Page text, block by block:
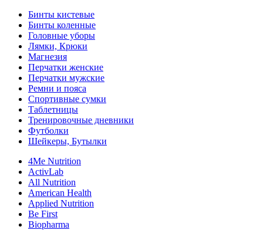
Бинты кистевые
Бинты коленные
Головные уборы
Лямки, Крюки
Магнезия
Перчатки женские
Перчатки мужские
Ремни и пояса
Спортивные сумки
Таблетницы
Тренировочные дневники
Футболки
Шейкеры, Бутылки
4Me Nutrition
ActivLab
All Nutrition
American Health
Applied Nutrition
Be First
Biopharma